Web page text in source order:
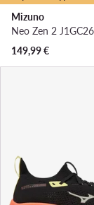
Mizuno
149,99€